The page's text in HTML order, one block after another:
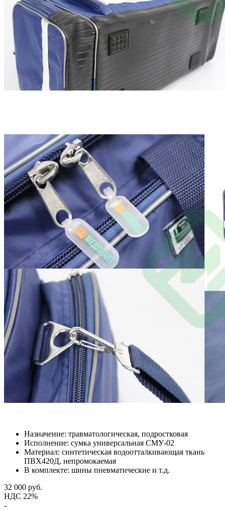
Назначение: травматологическая, подростковая
Исполнение: сумка универсальная СМУ-02
Материал: синтетическая водоотталкивающая ткань
ПВХ420Д, непромокаемая
В комплекте: шины пневматические и т.д.
32 000 руб.
НДС 22%
-